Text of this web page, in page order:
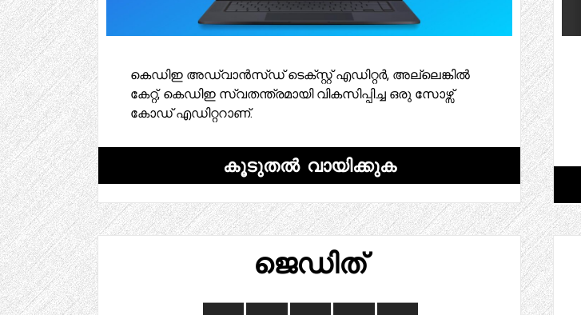
കെഡിഇ അഡ്വാൻസ്ഡ് ടെക്സ്റ്റ് എഡിറ്റർ, അല്ലെങ്കിൽ
കേറ്റ്, കെഡിഇ സ്വതന്ത്രമായി വികസിപ്പിച്ച ഒരു സോഴ്സ്
കോഡ് എഡിറ്ററാണ്.
കൂടുതൽ വായിക്കുക
ജെഡിത്